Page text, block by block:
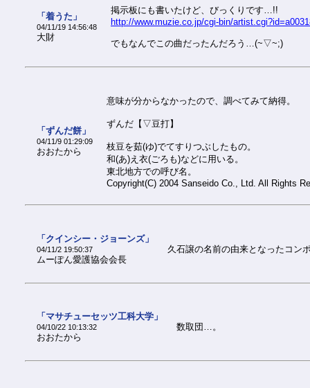
「着うた」
04/11/19 14:56:48
大財
掲示板にも書いたけど、びっくりです…!!
http://www.muzie.co.jp/cgi-bin/
でもなんでこの曲だったんだろう…(~▽~;)
「ずんだ餅」
04/11/9 01:29:09
おおたから
意味が分からなかったので、調べてみて納得。
ずんだ【▽豆打】
枝豆を茹(ゆ)でてすりつぶしたもの。
和(あ)え衣(ごろも)などに用いる。
東北地方での呼び名。
Copyright(C) 2004 Sanseido Co., Ltd. All Rights
「クインシー・ジョーンズ」
04/11/2 19:50:37
ムーぽん愛護協会会長
久石譲の名前の由来となったコン
「マサチューセッツ工科大学」
04/10/22 10:13:32
おおたから
数取団…。